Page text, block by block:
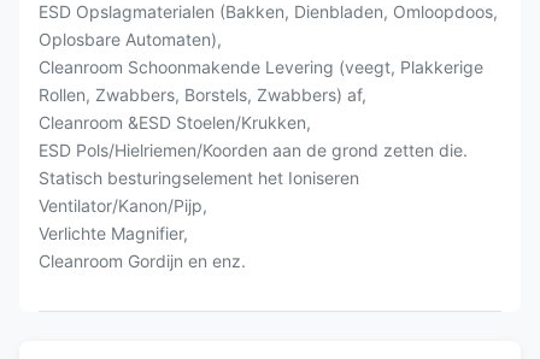
ESD Opslagmaterialen (Bakken, Dienbladen, Omloopdoos,
Oplosbare Automaten),
Cleanroom Schoonmakende Levering (veegt, Plakkerige
Rollen, Zwabbers, Borstels, Zwabbers) af,
Cleanroom &ESD Stoelen/Krukken,
ESD Pols/Hielriemen/Koorden aan de grond zetten die.
Statisch besturingselement het Ioniseren
Ventilator/Kanon/Pijp,
Verlichte Magnifier,
Cleanroom Gordijn en enz.